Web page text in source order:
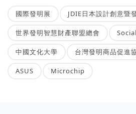
國際發明展 JDIE日本設計創意暨
世界發明智慧財產聯盟總會
中國文化大學 台灣發明商品促進
ASUS Microchip